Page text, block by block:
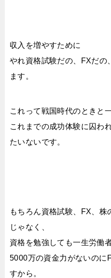
収入を増やすために
やれ資格試験だの、FXだの
ます。
これって戦国時代のときと
これまでの成功体験に囚わ
たいないです。
もちろん資格試験、FX、
じゃなく、
資格を勉強しても一生労働
5000万の資金力がないのに
すから。